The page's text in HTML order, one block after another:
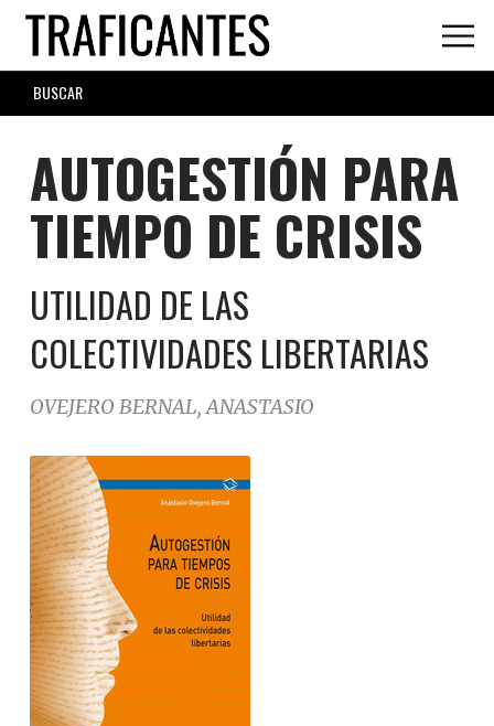
Skip
main
content
SEARCH
FORM
AUTOGESTIÓN PARA
TIEMPO DE CRISIS
UTILIDAD DE LAS
COLECTIVIDADES LIBERTARIAS
OVEJERO BERNAL, ANASTASIO